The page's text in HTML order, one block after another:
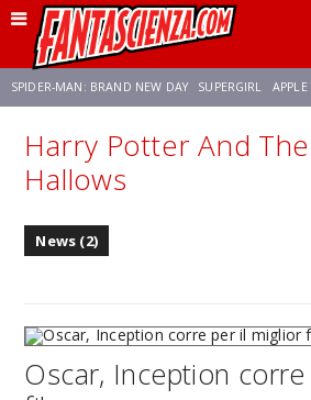
SPIDER-MAN: BRAND NEW DAY SUPERGIRL APPLE
FRANCO RICCIARDIELLO AVENGERS: DOOMSDAY
SADIE SINK STAR TREK: STRANGE NEW WORLDS
Harry Potter And
Hallows
News (2)
Oscar, Inception